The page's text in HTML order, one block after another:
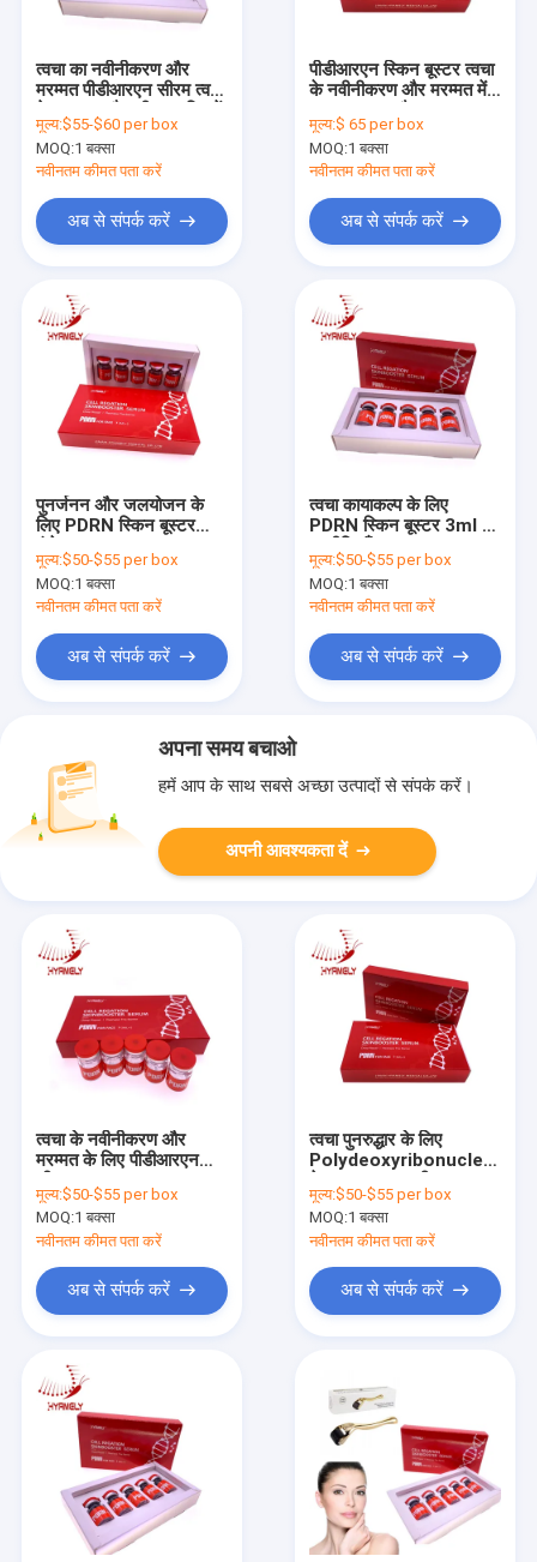
त्वचा का नवीनीकरण और
मरम्मत पीडीआरएन सीरम त्वचा
सुधार
मूल्य:$55-$60 per box
MOQ:1 बक्सा
नवीनतम कीमत पता करें
अब से संपर्क करें
पीडीआरएन स्किन बूस्टर त्वचा
के नवीनीकरण और मरम्मत में
मूल्य:$ 65 per box
MOQ:1 बक्सा
नवीनतम कीमत पता करें
अब से संपर्क करें
पुनर्जनन और जलयोजन के
लिए PDRN स्किन बूस्टर
मूल्य:$50-$55 per box
MOQ:1 बक्सा
नवीनतम कीमत पता करें
अब से संपर्क करें
त्वचा कायाकल्प के लिए
PDRN स्किन बूस्टर 3ml x
मूल्य:$50-$55 per box
MOQ:1 बक्सा
नवीनतम कीमत पता करें
अब से संपर्क करें
अपना समय बचाओ
हमें आप के साथ सबसे अच्छा उत्पादों से संपर्क करें।
अपनी आवश्यकता दें
त्वचा के नवीनीकरण और
मरम्मत के लिए पीडीआरएन
मूल्य:$50-$55 per box
MOQ:1 बक्सा
नवीनतम कीमत पता करें
अब से संपर्क करें
त्वचा पुनरुद्धार के लिए
Polydeoxyribonucleotide
मूल्य:$50-$55 per box
MOQ:1 बक्सा
नवीनतम कीमत पता करें
अब से संपर्क करें